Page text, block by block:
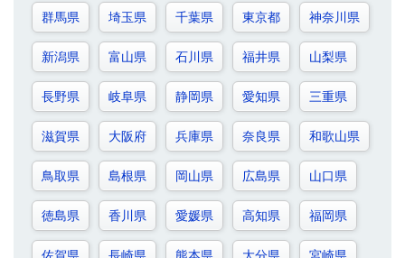
群馬県 埼玉県 千葉県 東京都 神奈川県
新潟県 富山県 石川県 福井県 山梨県
長野県 岐阜県 静岡県 愛知県 三重県
滋賀県 大阪府 兵庫県 奈良県 和歌山県
鳥取県 島根県 岡山県 広島県 山口県
徳島県 香川県 愛媛県 高知県 福岡県
佐賀県 長崎県 熊本県 大分県 宮崎県